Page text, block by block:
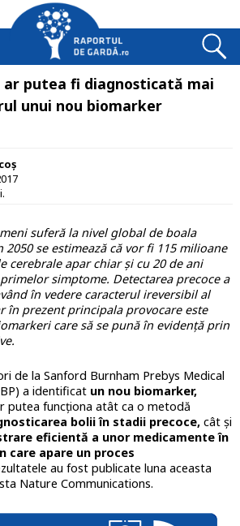
ar putea fi diagnosticată mai
unui nou biomarker
suferă la nivel global de boala
2050 se estimează că vor fi 115 milioane
cerebrale apar chiar și cu 20 de ani
simptome. Detectarea precoce a
în vedere caracterul ireversibil al
în prezent principala provocare este
care să se pună în evidență prin
de la Sanford Burnham Prebys Medical
a identificat un nou biomarker,
putea funcționa atât ca o metodă
bolii în stadii precoce,cât și
eficientă a unor medicamente în
care apare un proces
au fost publicate luna aceasta
Nature Communications.